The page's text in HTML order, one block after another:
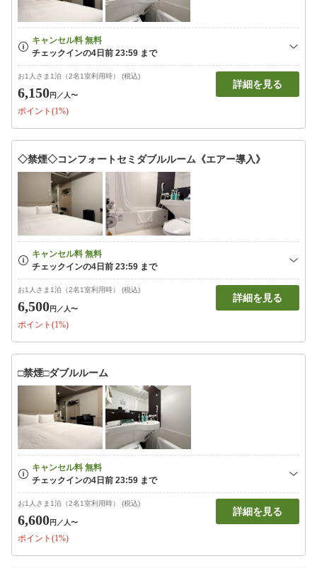
お1人さま1泊（2名1室利用時） (税込)
6,150円 ／人〜
ポイント(1%)
詳細を見る
◇禁煙◇コンフォートセミダブルルーム《エアー導入》
お1人さま1泊（2名1室利用時） (税込)
6,500円 ／人〜
ポイント(1%)
詳細を見る
□禁煙□ダブルルーム
お1人さま1泊（2名1室利用時） (税込)
6,600円 ／人〜
ポイント(1%)
詳細を見る